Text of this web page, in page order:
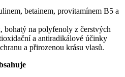
betainem, provitamínem B5 a
na polyfenoly z čerstvých
a antiradikálové účinky
a přirozenou krásu vlasů.